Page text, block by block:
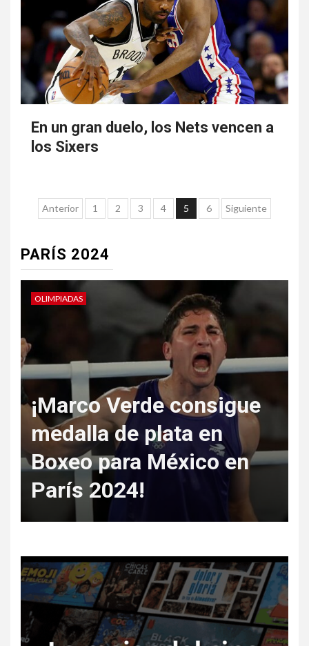
En un gran duelo, los Nets vencen a
los Sixers
Paginación
entradas
Anterior 1 2 3 4 5 6 Siguiente
PARÍS 2024
OLIMPIADAS
Osmar Olvera y Juan
Celaya ganan plata en
trampolín de 3 metros
en París.